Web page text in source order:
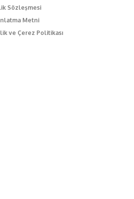
Sözleşmesi
Metni
ve Çerez Politikası
Paşa Sok. No3/A Kadıköy İstanbul